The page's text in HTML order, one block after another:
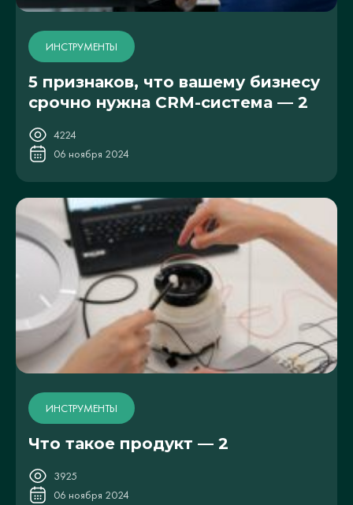
ИНСТРУМЕНТЫ
5 признаков, что вашему бизнесу
срочно нужна CRM-система — 2
06 ноября 2024
4224
ИНСТРУМЕНТЫ
Что такое продукт — 2
06 ноября 2024
3925